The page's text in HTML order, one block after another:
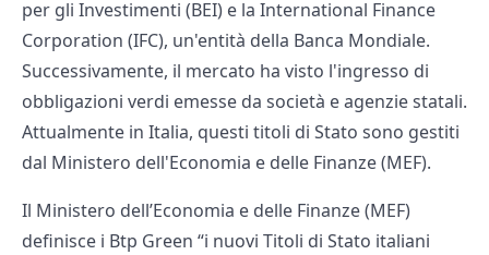
per gli Investimenti (BEI) e la International Finance
Corporation (IFC), un'entità della Banca Mondiale.
Successivamente, il mercato ha visto l'ingresso di
obbligazioni verdi emesse da società e agenzie statali.
Attualmente in Italia, questi titoli di Stato sono gestiti
dal Ministero dell'Economia e delle Finanze (MEF).
Il Ministero dell’Economia e delle Finanze (MEF)
definisce i Btp Green “i nuovi Titoli di Stato italiani